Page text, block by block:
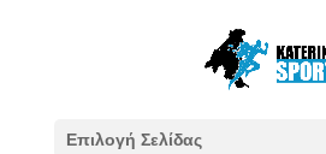
Επιλογή Σελίδας